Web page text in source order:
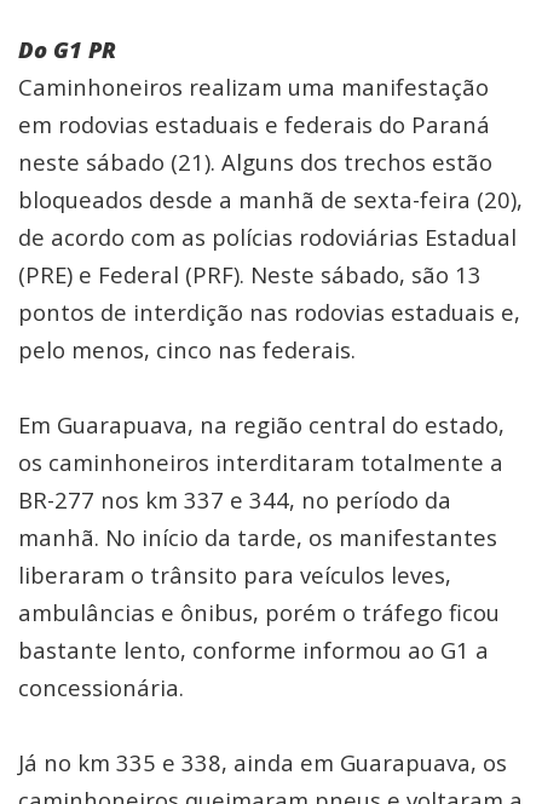
Do G1 PR
Caminhoneiros realizam uma manifestação
em rodovias estaduais e federais do Paraná
neste sábado (21). Alguns dos trechos estão
bloqueados desde a manhã de sexta-feira (20),
de acordo com as polícias rodoviárias Estadual
(PRE) e Federal (PRF). Neste sábado, são 13
pontos de interdição nas rodovias estaduais e,
pelo menos, cinco nas federais.
Em Guarapuava, na região central do estado,
os caminhoneiros interditaram totalmente a
BR-277 nos km 337 e 344, no período da
manhã. No início da tarde, os manifestantes
liberaram o trânsito para veículos leves,
ambulâncias e ônibus, porém o tráfego ficou
bastante lento, conforme informou ao G1 a
concessionária.
Já no km 335 e 338, ainda em Guarapuava, os